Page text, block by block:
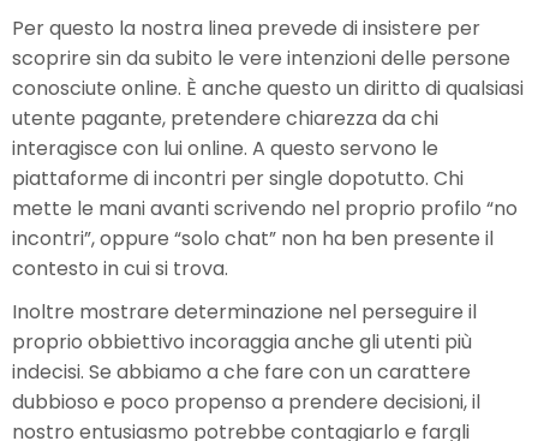
Per questo la nostra linea prevede di insistere per
scoprire sin da subito le vere intenzioni delle persone
conosciute online. È anche questo un diritto di qualsiasi
utente pagante, pretendere chiarezza da chi
interagisce con lui online. A questo servono le
piattaforme di incontri per single dopotutto. Chi
mette le mani avanti scrivendo nel proprio profilo “no
incontri”, oppure “solo chat” non ha ben presente il
contesto in cui si trova.
Inoltre mostrare determinazione nel perseguire il
proprio obbiettivo incoraggia anche gli utenti più
indecisi. Se abbiamo a che fare con un carattere
dubbioso e poco propenso a prendere decisioni, il
nostro entusiasmo potrebbe contagiarlo e fargli